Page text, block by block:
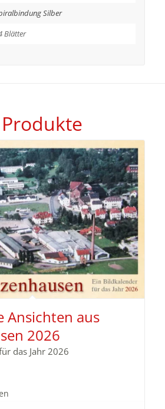
Silber
Blätter
Ansichten aus
2026
das Jahr 2026